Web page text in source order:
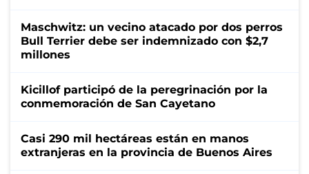
Maschwitz: un vecino atacado por dos perros
Bull Terrier debe ser indemnizado con $2,7
millones
Kicillof participó de la peregrinación por la
conmemoración de San Cayetano
Casi 290 mil hectáreas están en manos
extranjeras en la provincia de Buenos Aires